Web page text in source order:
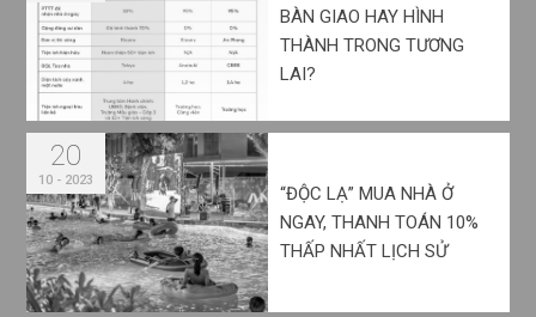
BÀN GIAO HAY HÌNH
THÀNH TRONG TƯƠNG
LAI?
20
10 - 2023
“ĐỘC LẠ” MUA NHÀ Ở
NGAY, THANH TOÁN 10%
THẤP NHẤT LỊCH SỬ